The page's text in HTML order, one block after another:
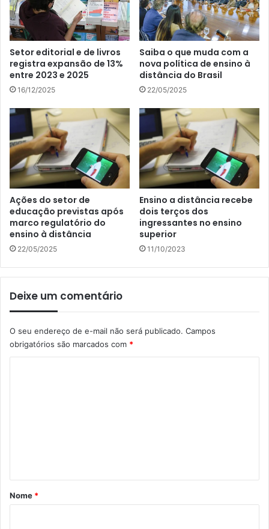
Setor editorial e de livros
registra expansão de 13%
entre 2023 e 2025
16/12/2025
Saiba o que muda com a
nova política de ensino à
distância do Brasil
22/05/2025
Ações do setor de
educação previstas após
marco regulatório do
ensino à distância
22/05/2025
Ensino a distância recebe
dois terços dos
ingressantes no ensino
superior
11/10/2023
Deixe um comentário
O seu endereço de e-mail não será publicado. Campos
obrigatórios são marcados com *
rNome *